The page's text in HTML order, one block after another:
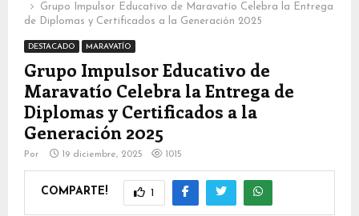
Grupo Impulsor Educativo de Maravatío Celebra la Entrega
de Diplomas y Certificados a la Generación 2025
DESTACADO MARAVATÍO
Grupo Impulsor Educativo de
Maravatío Celebra la Entrega de
Diplomas y Certificados a la
Generación 2025
Por 19 diciembre, 2025 1015
COMPARTE! 1